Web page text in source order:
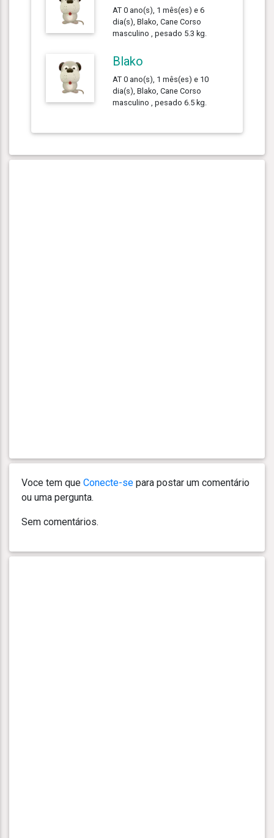
AT 0 ano(s), 1 mês(es) e 6
dia(s), Blako, Cane Corso
masculino , pesado 5.3 kg.
Blako
AT 0 ano(s), 1 mês(es) e 10
dia(s), Blako, Cane Corso
masculino , pesado 6.5 kg.
Voce tem que Conecte-se para postar um comentário
ou uma pergunta.
Sem comentários.